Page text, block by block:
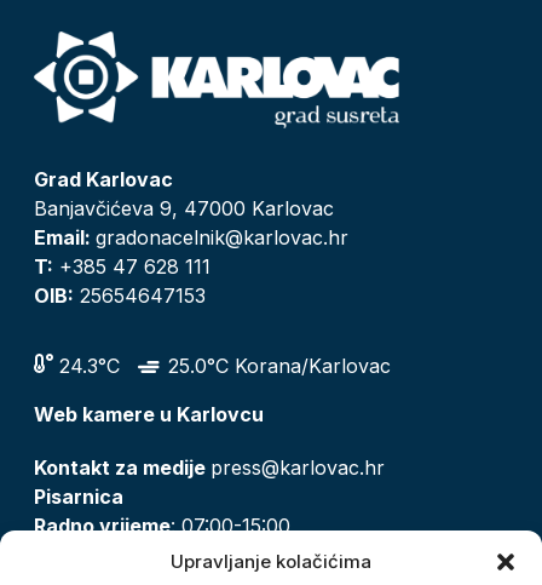
Upravljanje kolačićima
Grad Karlovac
Banjavčićeva 9, 47000 Karlovac
Email: gradonacelnik@karlovac.hr
T: +385 47 628 111
OIB: 25654647153
24.3°C
25.0°C Korana/Karlovac
Web kamere u Karlovcu
Kontakt za medije press@karlovac.hr
Pisarnica
Radno vrijeme: 07:00-15:00
pisarnica@karlovac.hr